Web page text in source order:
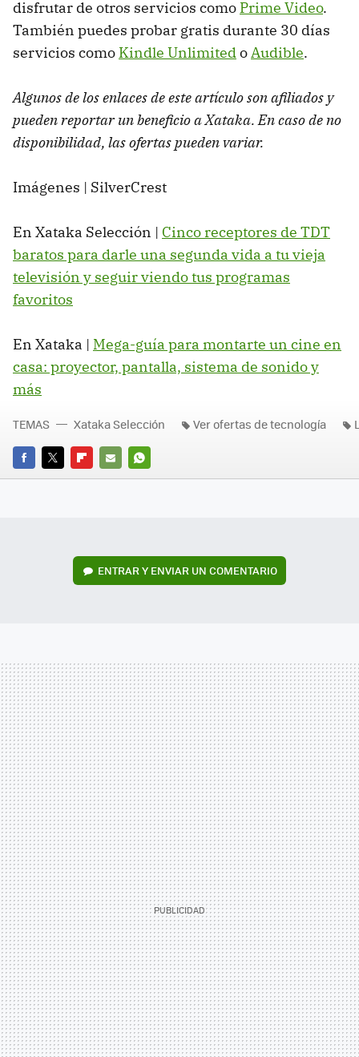
disfrutar de otros servicios como Prime Video.
También puedes probar gratis durante 30 días
servicios como Kindle UnlimitedoAudible.
Algunos de los enlaces de este artículo son afiliados y
pueden reportar un beneficio a Xataka. En caso de no
disponibilidad, las ofertas pueden variar.
Imágenes | SilverCrest
En Xataka Selección | Cinco receptores de TDT
baratos para darle una segunda vida a tu vieja
televisión y seguir viendo tus programas
favoritos
En Xataka | Mega-guía para montarte un cine en
casa: proyector, pantalla, sistema de sonido y
más
FACEBOOK
TWITTERFLIPBOARD
E-
WHATSAPP
TEMAS Xataka Selección Ver ofertas de tecnología
ENTRAR Y ENVIAR UN COMENTARIO